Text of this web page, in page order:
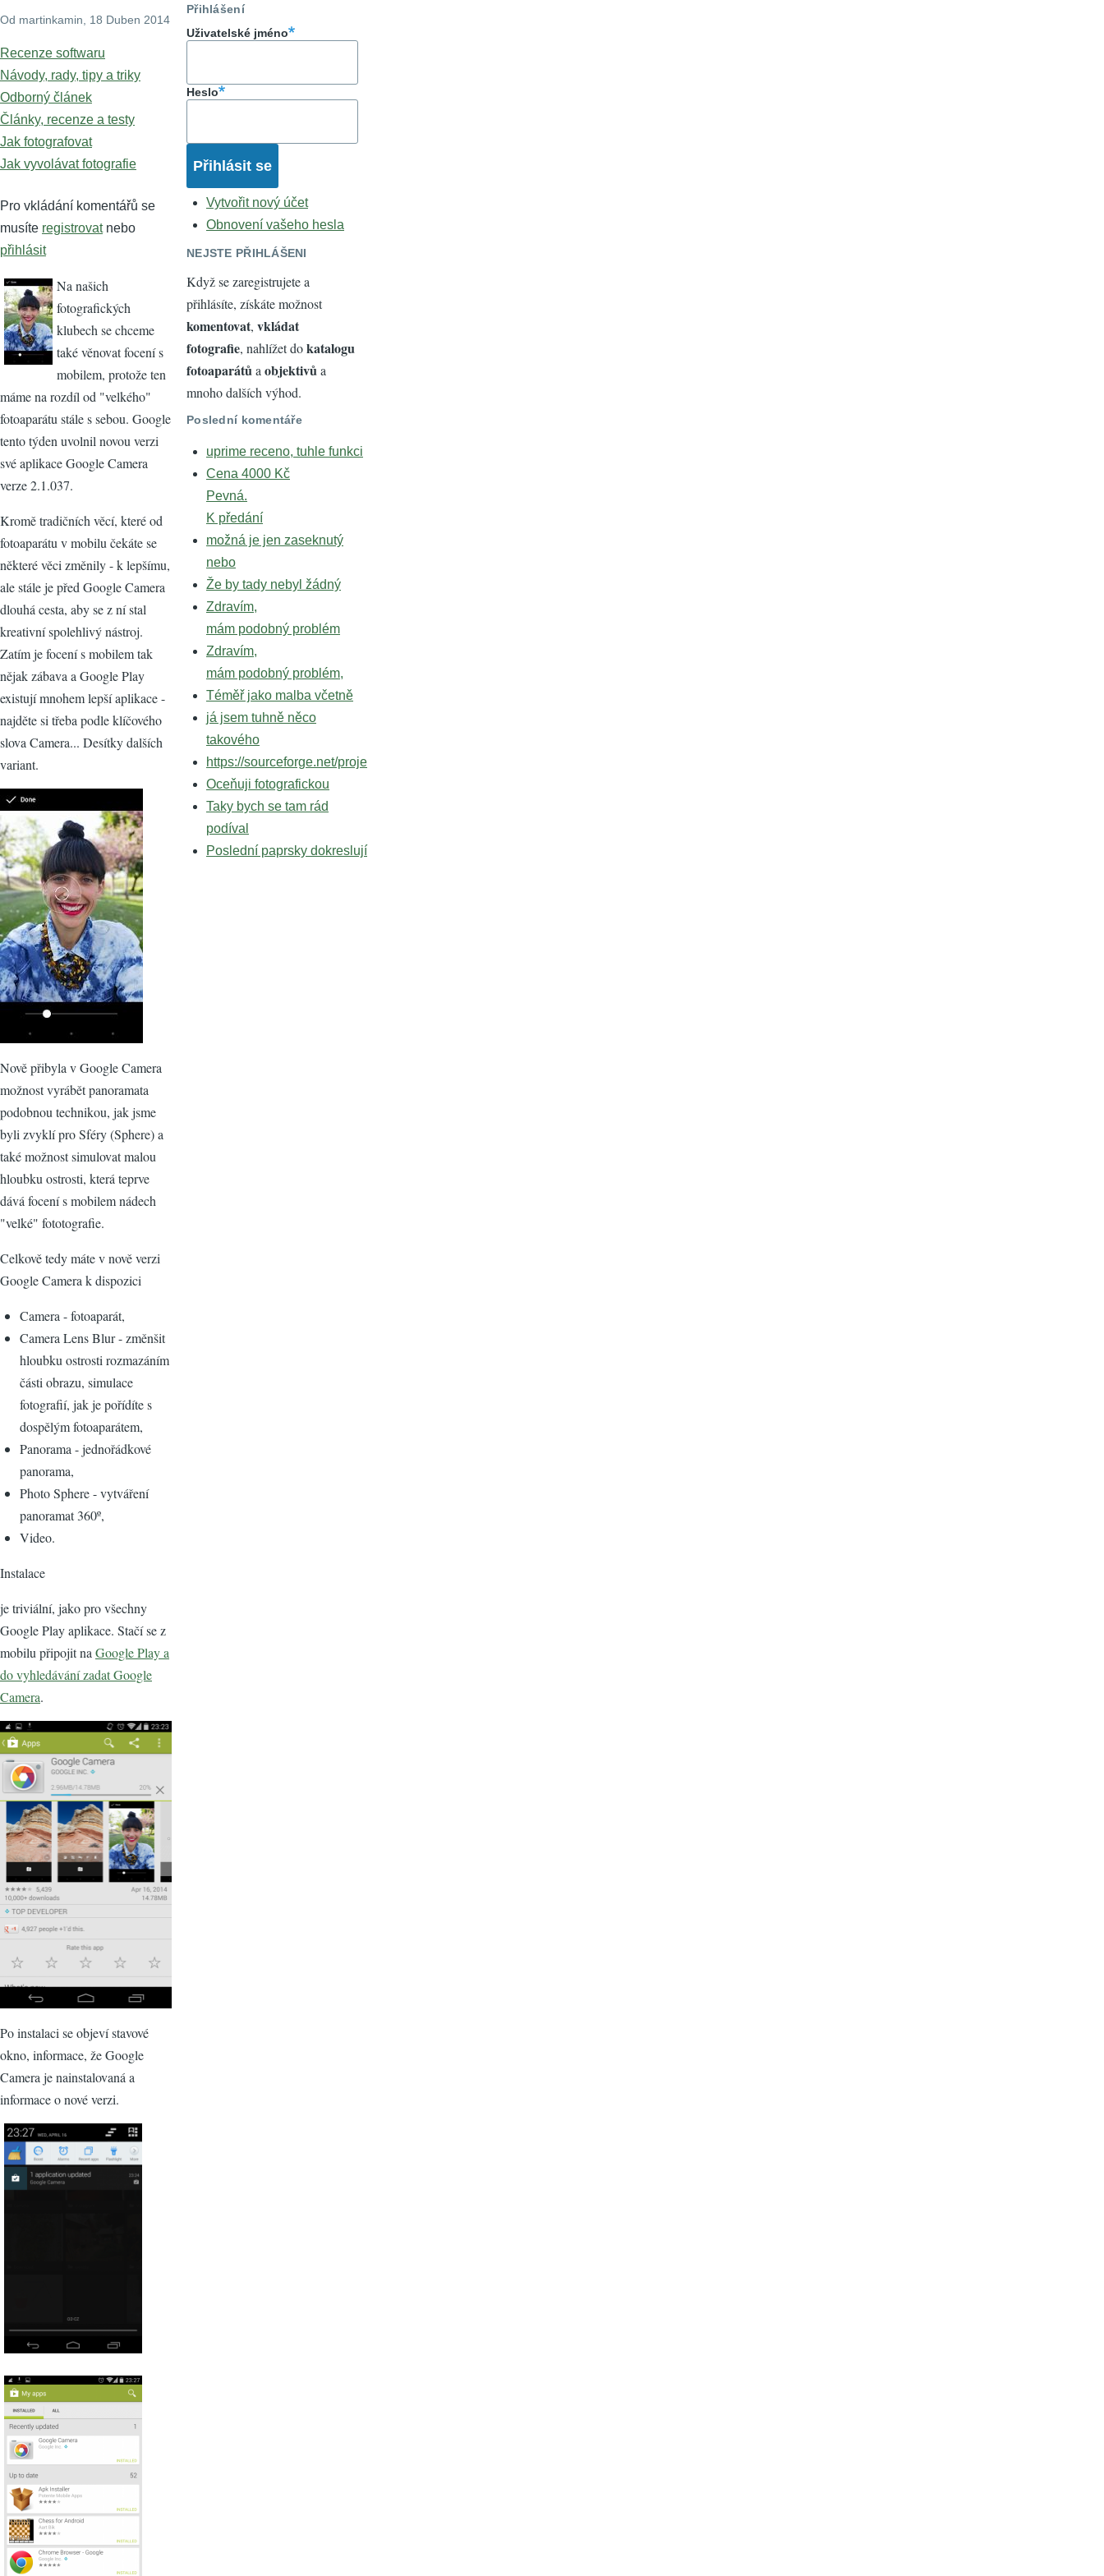
Od martinkamin , 18 Duben 2014
Recenze softwaru
Návody, rady, tipy a triky
Odborný článek
Články, recenze a testy
Jak fotografovat
Jak vyvolávat fotografie
Pro vkládání komentářů se
musíte registrovatnebo
přihlásit
Na našich
fotografických
klubech se chceme
také věnovat focení s
mobilem, protože ten
máme na rozdíl od "velkého"
fotoaparátu stále s sebou. Google
tento týden uvolnil novou verzi
své aplikace Google Camera
verze 2.1.037.
Kromě tradičních věcí, které od
fotoaparátu v mobilu čekáte se
některé věci změnily - k lepšímu,
ale stále je před Google Camera
dlouhá cesta, aby se z ní stal
kreativní spolehlivý nástroj.
Zatím je focení s mobilem tak
nějak zábava a Google Play
existují mnohem lepší aplikace -
najděte si třeba podle klíčového
slova Camera... Desítky dalších
variant.
Nově přibyla v Google Camera
možnost vyrábět panoramata
podobnou technikou, jak jsme
byli zvyklí pro Sféry (Sphere) a
také možnost simulovat malou
hloubku ostrosti, která teprve
dává focení s mobilem nádech
"velké" fototografie.
Celkově tedy máte v nově verzi
Google Camera k dispozici
Camera - fotoaparát,
Camera Lens Blur - změnšit
hloubku ostrosti rozmazáním
části obrazu, simulace
fotografií, jak je pořídíte s
dospělým fotoaparátem,
Panorama - jednořádkové
panorama,
Photo Sphere - vytváření
panoramat 360º,
Video.
Instalace
je triviální, jako pro všechny
Google Play aplikace. Stačí se z
mobilu připojit na Google Play a
do vyhledávání zadat Google
Camera.
Po instalaci se objeví stavové
okno, informace, že Google
Camera je nainstalovaná a
informace o nové verzi.
Přihlášení
Uživatelské jméno
Heslo
Vytvořit nový účet
Obnovení vašeho hesla
NEJSTE PŘIHLÁŠENI
Když se zaregistrujete a
přihlásíte, získáte možnost
komentovat, vkládat
fotografie, nahlížet dokatalogu
fotoaparátůa objektivůa
mnoho dalších výhod.
Poslední komentáře
uprime receno, tuhle funkci
Cena 4000 Kč
Pevná.
K předání
možná je jen zaseknutý
nebo
Že by tady nebyl žádný
Zdravím,
mám podobný problém
Zdravím,
mám podobný problém,
Téměř jako malba včetně
já jsem tuhně něco
takového
https://sourceforge.net/proje
Oceňuji fotografickou
Taky bych se tam rád
podíval
Poslední paprsky dokreslují